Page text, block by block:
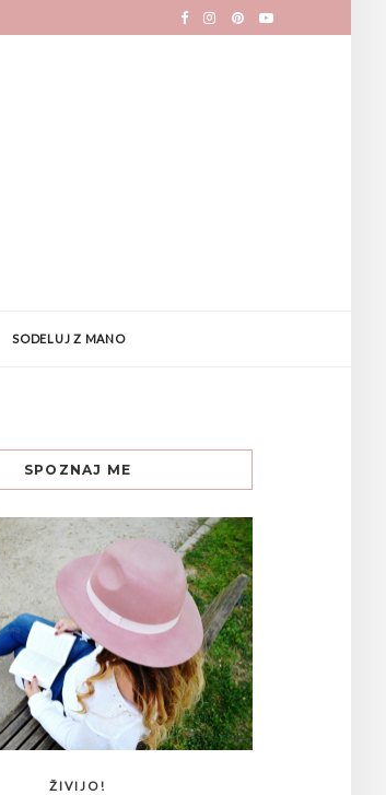
SODELUJ Z MANO
SPOZNAJ ME
ŽIVIJO!